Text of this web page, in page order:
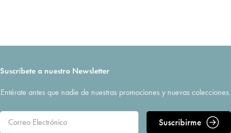
Suscríbete a nuestro Newsletter
Entérate antes que nadie de nuestras promociones y nuevas colecciones.
Suscribirme